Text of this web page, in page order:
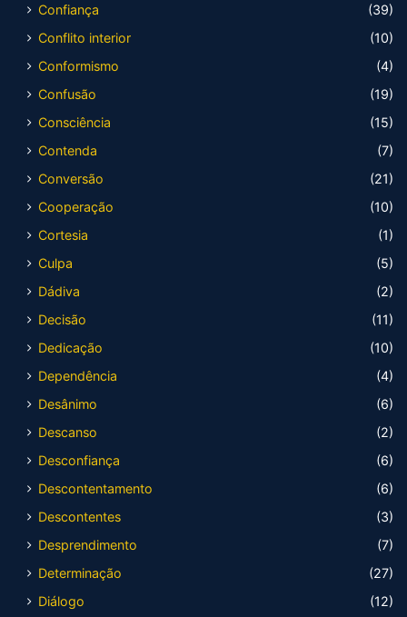
Confiança
(39)
Conflito interior
(10)
Conformismo
(4)
Confusão
(19)
Consciência
(15)
Contenda
(7)
Conversão
(21)
Cooperação
(10)
Cortesia
(1)
Culpa
(5)
Dádiva
(2)
Decisão
(11)
Dedicação
(10)
Dependência
(4)
Desânimo
(6)
Descanso
(2)
Desconfiança
(6)
Descontentamento
(6)
Descontentes
(3)
Desprendimento
(7)
Determinação
(27)
Diálogo
(12)